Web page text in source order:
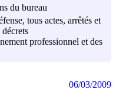
du bureau
tous actes, arrêtés et
professionnel et des
06/03/2009